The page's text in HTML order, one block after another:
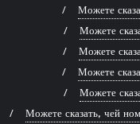
Можете
Можете
Можете
Можете
Можете
Можете сказать, чей